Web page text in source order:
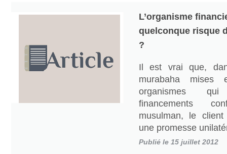
L’organisme
quelconque risque
?
Il est vrai que,
murabaha
organismes
financements
musulman, le
une promesse
Publié le 15 juillet 2012